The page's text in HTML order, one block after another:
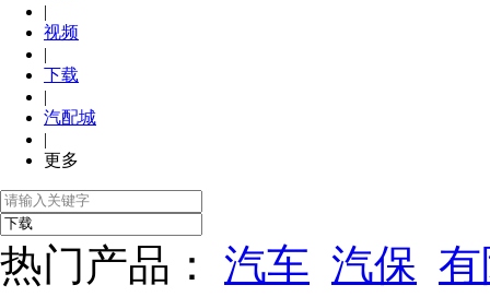
|
视频
|
下载
|
汽配城
|
更多
热门产品： 汽车 汽保